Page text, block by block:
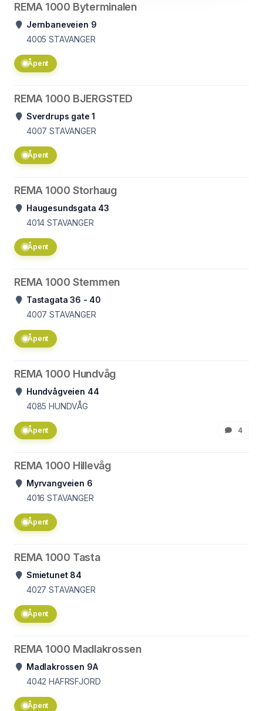
REMA 1000 Byterminalen
Jernbaneveien 9
4005 STAVANGER
Åpent
REMA 1000 BJERGSTED
Sverdrups gate 1
4007 STAVANGER
Åpent
REMA 1000 Storhaug
Haugesundsgata 43
4014 STAVANGER
Åpent
REMA 1000 Stemmen
Tastagata 36 - 40
4007 STAVANGER
Åpent
REMA 1000 Hundvåg
Hundvågveien 44
4085 HUNDVÅG
Åpent 4
REMA 1000 Hillevåg
Myrvangveien 6
4016 STAVANGER
Åpent
REMA 1000 Tasta
Smietunet 84
4027 STAVANGER
Åpent
REMA 1000 Madlakrossen
Madlakrossen 9A
4042 HAFRSFJORD
Åpent